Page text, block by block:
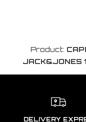
Product:
JACK&JONES
DELIVERY